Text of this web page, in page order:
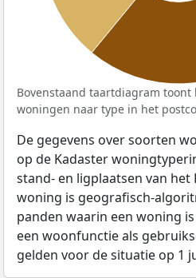
Bovenstaand taartdiagram
woningen naar type in het
De gegevens over soorten
op de Kadaster
stand- en ligplaatsen van het
woning is geografisch-
panden waarin een woning
een woonfunctie als
gelden voor de situatie op 1